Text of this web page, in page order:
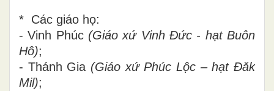
* Các giáo họ:
- Vinh Phúc (Giáo xứVinh Đức - hạt Buôn
Hô);
- Thánh Gia (Giáo xứPhúc Lộc – hạt Đăk
Mil);